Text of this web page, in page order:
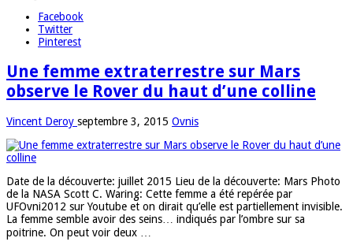
Facebook
Twitter
Pinterest
Une femme extraterrestre sur Mars
observe le Rover du haut d’une colline
Vincent Deroy septembre 3, 2015 Ovnis
Date de la découverte: juillet 2015 Lieu de la découverte: Mars Photo
de la NASA Scott C. Waring: Cette femme a été repérée par
UFOvni2012 sur Youtube et on dirait qu’elle est partiellement invisible.
La femme semble avoir des seins… indiqués par l’ombre sur sa
poitrine. On peut voir deux …